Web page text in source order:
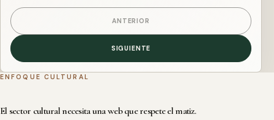
ANTERIOR
SIGUIENTE
ENFOQUE CULTURAL
El sector cultural necesita una web que respete el matiz.